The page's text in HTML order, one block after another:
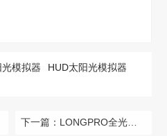
模拟器
HUD太阳光模拟器
下一篇： LONGPRO全光谱模拟器LP-SL4040满足哪些标准？